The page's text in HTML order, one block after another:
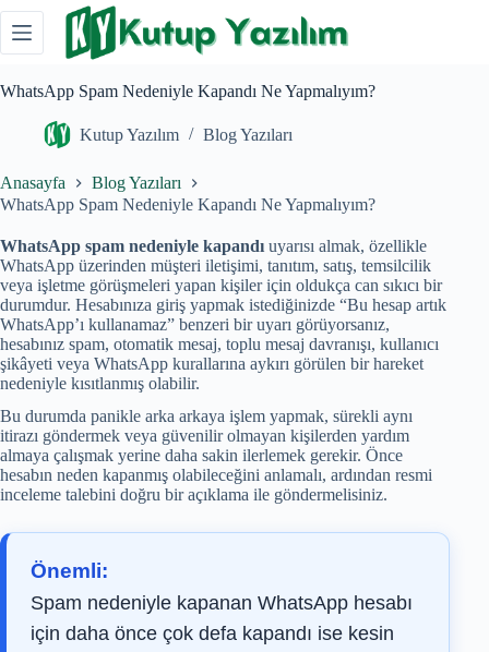
Skip
WhatsApp Spam Nedeniyle Kapandı Ne Yapmalıyım?
Kutup Yazılım Blog Yazıları
Anasayfa
Blog Yazıları
WhatsApp Spam Nedeniyle Kapandı Ne Yapmalıyım?
WhatsApp spam nedeniyle kapandı uyarısı almak, özellikle
WhatsApp üzerinden müşteri iletişimi, tanıtım, satış, temsilcilik
veya işletme görüşmeleri yapan kişiler için oldukça can sıkıcı bir
durumdur. Hesabınıza giriş yapmak istediğinizde “Bu hesap artık
WhatsApp’ı kullanamaz” benzeri bir uyarı görüyorsanız,
hesabınız spam, otomatik mesaj, toplu mesaj davranışı, kullanıcı
şikâyeti veya WhatsApp kurallarına aykırı görülen bir hareket
nedeniyle kısıtlanmış olabilir.
Bu durumda panikle arka arkaya işlem yapmak, sürekli aynı
itirazı göndermek veya güvenilir olmayan kişilerden yardım
almaya çalışmak yerine daha sakin ilerlemek gerekir. Önce
hesabın neden kapanmış olabileceğini anlamalı, ardından resmi
inceleme talebini doğru bir açıklama ile göndermelisiniz.
Önemli:
Spam nedeniyle kapanan WhatsApp hesabı
için daha önce çok defa kapandı ise kesin